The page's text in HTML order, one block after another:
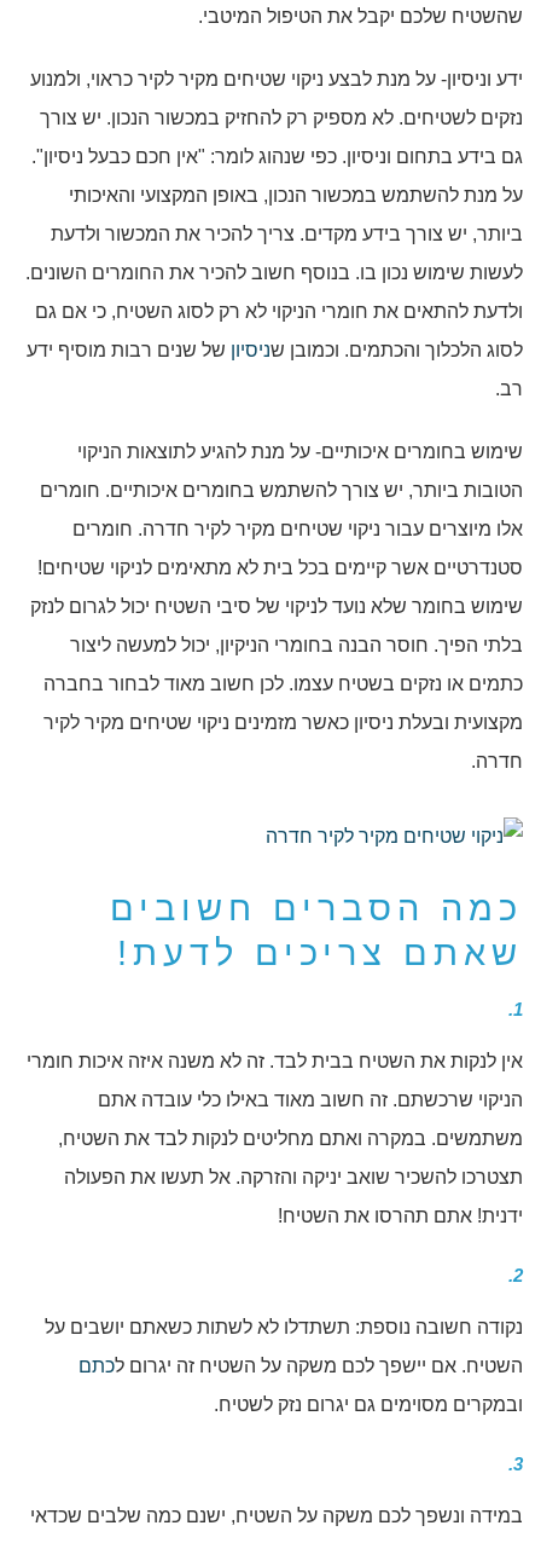
שהשטיח שלכם יקבל את הטיפול המיטבי.
ידע וניסיון- על מנת לבצע ניקוי שטיחים מקיר לקיר כראוי, ולמנוע
נזקים לשטיחים. לא מספיק רק להחזיק במכשור הנכון. יש צורך
גם בידע בתחום וניסיון. כפי שנהוג לומר: "אין חכם כבעל ניסיון".
על מנת להשתמש במכשור הנכון, באופן המקצועי והאיכותי
ביותר, יש צורך בידע מקדים. צריך להכיר את המכשור ולדעת
לעשות שימוש נכון בו. בנוסף חשוב להכיר את החומרים השונים.
ולדעת להתאים את חומרי הניקוי לא רק לסוג השטיח, כי אם גם
לסוג הלכלוך והכתמים. וכמובן שניסיון של שנים רבות מוסיף ידע
רב.
שימוש בחומרים איכותיים- על מנת להגיע לתוצאות הניקוי
הטובות ביותר, יש צורך להשתמש בחומרים איכותיים. חומרים
אלו מיוצרים עבור ניקוי שטיחים מקיר לקיר חדרה. חומרים
סטנדרטיים אשר קיימים בכל בית לא מתאימים לניקוי שטיחים!
שימוש בחומר שלא נועד לניקוי של סיבי השטיח יכול לגרום לנזק
בלתי הפיך. חוסר הבנה בחומרי הניקיון, יכול למעשה ליצור
כתמים או נזקים בשטיח עצמו. לכן חשוב מאוד לבחור בחברה
מקצועית ובעלת ניסיון כאשר מזמינים ניקוי שטיחים מקיר לקיר
חדרה.
כמה הסברים חשובים
שאתם צריכים לדעת!
1.
אין לנקות את השטיח בבית לבד. זה לא משנה איזה איכות חומרי
הניקוי שרכשתם. זה חשוב מאוד באילו כלי עובדה אתם
משתמשים. במקרה ואתם מחליטים לנקות לבד את השטיח,
תצטרכו להשכיר שואב יניקה והזרקה. אל תעשו את הפעולה
ידנית! אתם תהרסו את השטיח!
2.
נקודה חשובה נוספת: תשתדלו לא לשתות כשאתם יושבים על
השטיח. אם יישפך לכם משקה על השטיח זה יגרום לכתם
ובמקרים מסוימים גם יגרום נזק לשטיח.
3.
במידה ונשפך לכם משקה על השטיח, ישנם כמה שלבים שכדאי